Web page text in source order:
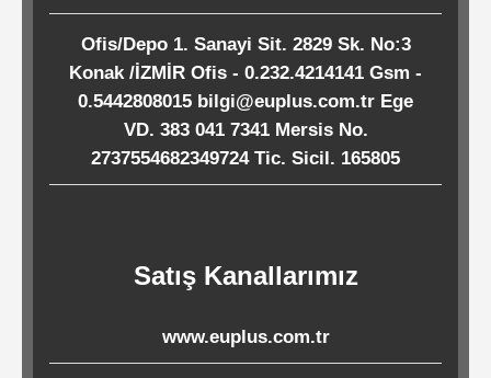
Köpük
Kaseler
Tabaklar
Horeca
Endüstri
Ürünleri
Ofis/Depo 1. Sanayi Sit. 2829 Sk. No:3
Konak /İZMİR Ofis - 0.232.4214141 Gsm -
0.5442808015 bilgi@euplus.com.tr Ege
VD. 383 041 7341 Mersis No.
2737554682349724 Tic. Sicil. 165805
Satış Kanallarımız
www.euplus.com.tr